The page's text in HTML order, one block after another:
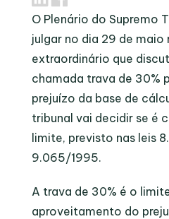
O Plenário do Supremo
julgar no dia 29 de maio
extraordinário que
chamada trava de 30%
prejuízo da base de
tribunal vai decidir se é
limite, previsto nas leis
9.065/1995.
A trava de 30% é o
aproveitamento do